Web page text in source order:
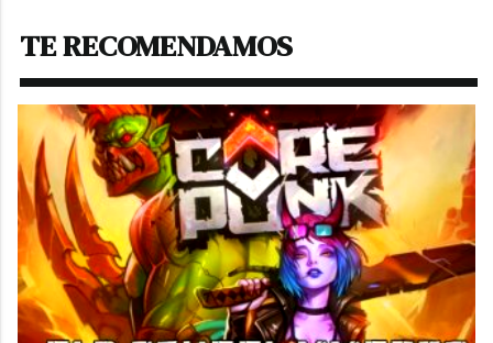
TE RECOMENDAMOS